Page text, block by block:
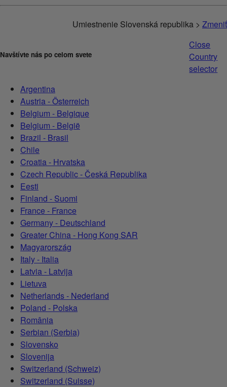
Umiestnenie Slovenská republika > Zmeniť
Navštívte nás po celom svete
Close
Country
selector
Argentina
Austria - Österreich
Belgium - Belgique
Belgium - België
Brazil - Brasil
Chile
Croatia - Hrvatska
Czech Republic - Česká Republika
Eesti
Finland - Suomi
France - France
Germany - Deutschland
Greater China - Hong Kong SAR
Magyarország
Italy - Italia
Latvia - Latvija
Lietuva
Netherlands - Nederland
Poland - Polska
România
Serbian (Serbia)
Slovensko
Slovenija
Switzerland (Schweiz)
Switzerland (Suisse)